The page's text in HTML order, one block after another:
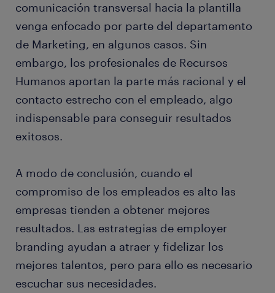
comunicación transversal hacia la plantilla
venga enfocado por parte del departamento
de Marketing, en algunos casos. Sin
embargo, los profesionales de Recursos
Humanos aportan la parte más racional y el
contacto estrecho con el empleado, algo
indispensable para conseguir resultados
exitosos.
A modo de conclusión, cuando el
compromiso de los empleados es alto las
empresas tienden a obtener mejores
resultados. Las estrategias de employer
branding ayudan a atraer y fidelizar los
mejores talentos, pero para ello es necesario
escuchar sus necesidades.